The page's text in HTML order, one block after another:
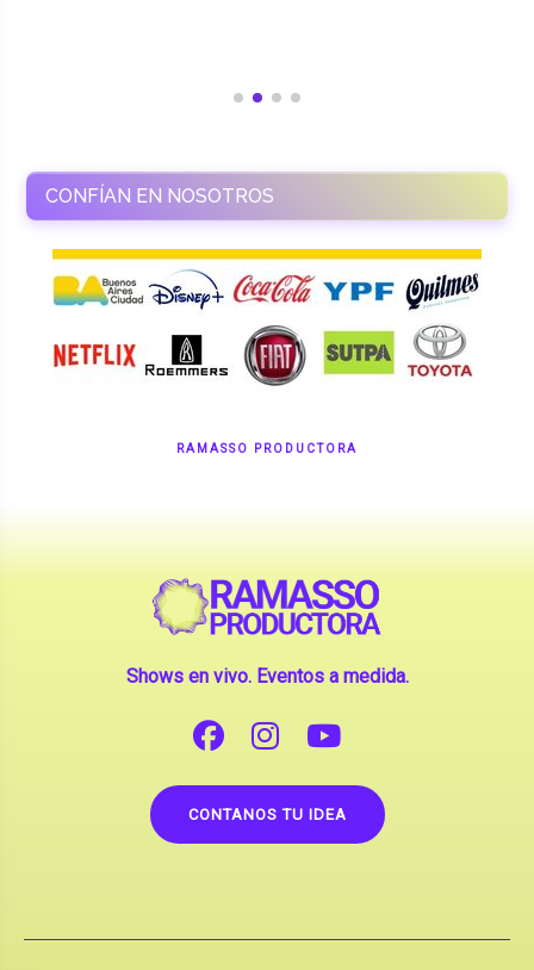
RAMASSO PRODUCTORA